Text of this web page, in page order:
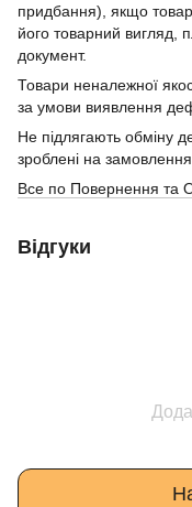
придбання), якщо
його товарний вигляд,
документ.
Товари неналежної
за умови виявлення
Не підлягають обміну
зроблені на замовлення.
Все по Повернення та
Відгуки